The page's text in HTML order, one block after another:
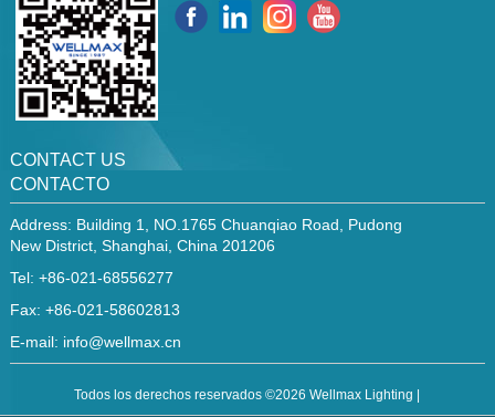
CONTACT US
CONTACTO
Address: Building 1, NO.1765 Chuanqiao Road, Pudong
New District, Shanghai, China 201206
Tel: +86-021-68556277
Fax: +86-021-58602813
E-mail: info@wellmax.cn
Todos los derechos reservados ©2026 Wellmax Lighting |